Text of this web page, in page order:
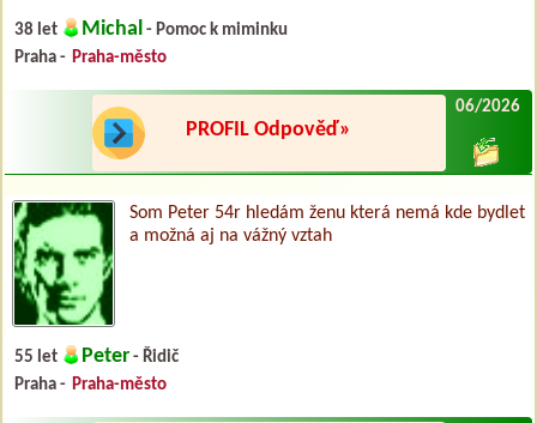
38 let Michal - Pomoc k miminku
Praha - Praha-město
PROFIL Odpověď»
06/2026
Som Peter 54r hledám ženu která nemá kde bydlet
a možná aj na vážný vztah
55 let Peter - Řidič
Praha - Praha-město